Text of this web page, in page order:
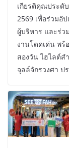
เกียรติคุณประดั
2569 เพื่อร่วมอั
ผู้บริหาร และร่ว
งานโดดเด่น พร้
สองวัน ไฮไลต์
จุลล์จักรวงศา ป